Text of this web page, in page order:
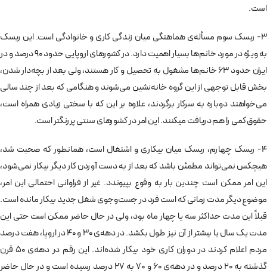
است.
3- ریسک سوم مسأله­‌ی هماهنگی میان زندگی کاری و خانوادگی است. این ریسک
به­ ویژه در مورد خانم­‌ها بسیار اهمیت دارد. در کشورهای اروپایی حدود 90 درصد و در
ایران حدود 63 خانم­‌ها مشغول به تحصیل و کار هستند، ولی بعد از بچه­‌دار شدن،
بخش قابل توجهی از این گروه خانه­‌نشین می­‌شوند و هنگامی که بعد از چند سالی
می­‌خواهند دوباره به سرکار برگردند، علاوه بر این که با سختی زیادی همراه است،
حقوق کمی را هم دریافت می‎­کنند. این امر در کشورهای سنتی پررنگ­تر است.
4- ریسک چهارم، ریسک میان بیکاری و اشتغال است، همان­طور که صحبت شد،
هیچ­کس نمی­‌تواند مطمئن باشد که بعد از به­ دست آوردن کار دیگر بیکار نمی‌شود،
این امر ممکن است چندین بار به وقوع بپیوندد. غیر از فراوانی احتمالی این امر،
موضوع دیگر مدت زمانی که است فرد در جست­‌وجوی شغل جدید بیکار مانده است.
قبلاً این مدت حداکثر سه یا چهار ماه بود، ولی در حال حاضر ممکن است حتی این
مدت یک سال یا بیشتر از آن نیز طول بکشد. در دهه‌­ی 30 و 40 در اروپا، هفت درصد
مردم اعلام کردند در دوران کاری خود بیکار شده­‌اند. این رقم در دهه‌­ی 50 قرن
گذشته به 20 درصد و در دهه­‌ی 60 و 70 به 27 درصد رسیده است و در حال حاضر